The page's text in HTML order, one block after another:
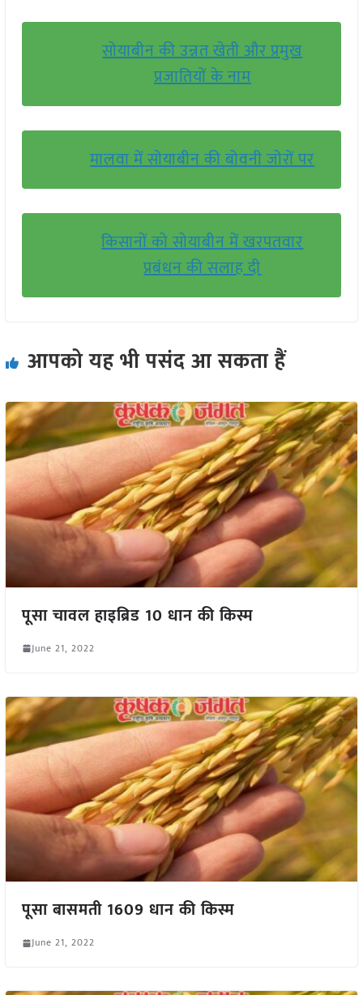
सोयाबीन की उन्नत खेती और प्रमुख
प्रजातियों के नाम
मालवा में सोयाबीन की बोवनी जोरों पर
किसानों को सोयाबीन में खरपतवार
प्रबंधन की सलाह दी
आपको यह भी पसंद आ सकता हैं
पूसा चावल हाइब्रिड 10 धान की किस्म
June 21, 2022
पूसा बासमती 1609 धान की किस्म
June 21, 2022